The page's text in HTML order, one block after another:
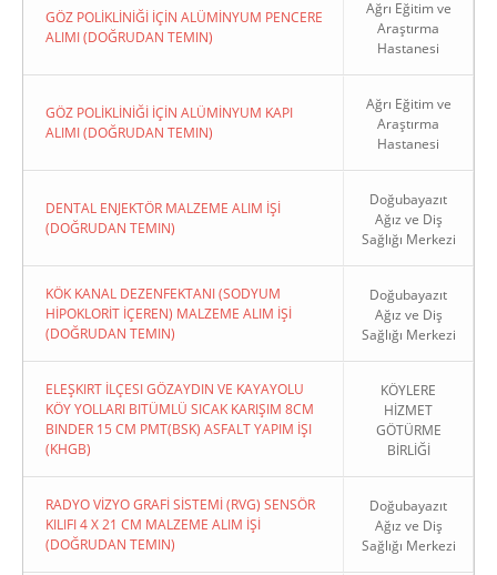
GÖZ POLİKLİNİĞİ İÇİN ALÜMİNYUM PENCERE
ALIMI (DOĞRUDAN TEMIN)
Ağrı Eğitim ve
Araştırma
Hastanesi
GÖZ POLİKLİNİĞİ İÇİN ALÜMİNYUM KAPI
ALIMI (DOĞRUDAN TEMIN)
Ağrı Eğitim ve
Araştırma
Hastanesi
DENTAL ENJEKTÖR MALZEME ALIM İŞİ
(DOĞRUDAN TEMIN)
Doğubayazıt
Ağız ve Diş
Sağlığı Merkezi
KÖK KANAL DEZENFEKTANI (SODYUM
HİPOKLORİT İÇEREN) MALZEME ALIM İŞİ
(DOĞRUDAN TEMIN)
Doğubayazıt
Ağız ve Diş
Sağlığı Merkezi
ELEŞKIRT İLÇESI GÖZAYDIN VE KAYAYOLU
KÖY YOLLARI BITÜMLÜ SICAK KARIŞIM 8CM
BINDER 15 CM PMT(BSK) ASFALT YAPIM İŞI
(KHGB)
KÖYLERE
HİZMET
GÖTÜRME
BİRLİĞİ
RADYO VİZYO GRAFİ SİSTEMİ (RVG) SENSÖR
KILIFI 4 X 21 CM MALZEME ALIM İŞİ
(DOĞRUDAN TEMIN)
Doğubayazıt
Ağız ve Diş
Sağlığı Merkezi